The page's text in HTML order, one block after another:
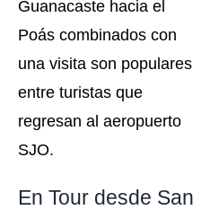
Guanacaste hacia el
Poás combinados con
una visita son populares
entre turistas que
regresan al aeropuerto
SJO.
En Tour desde San